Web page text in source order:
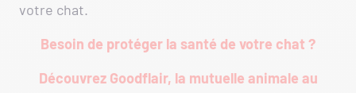
votre chat.
Besoin de protéger la santé de votre chat ?
Découvrez Goodflair, la mutuelle animale au